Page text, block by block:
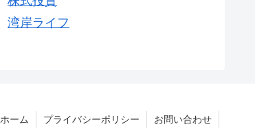
湾岸ライフ
ホーム プライバシーポリシー お問い合わせ